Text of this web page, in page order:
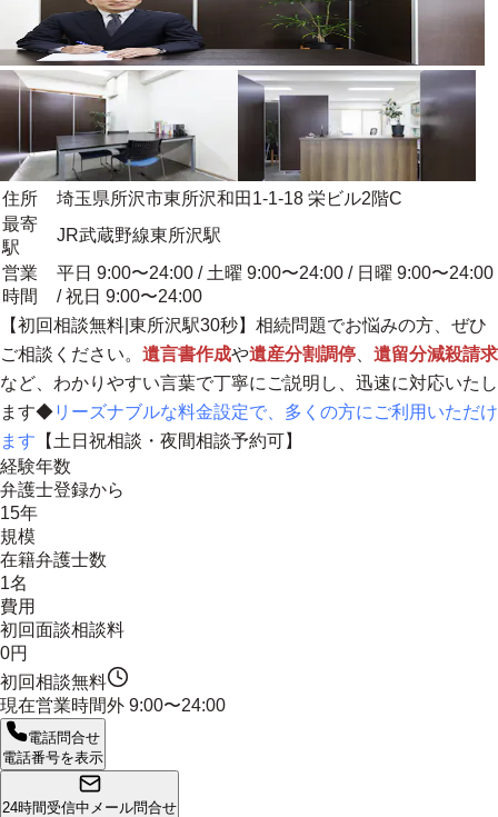
住所
埼玉県所沢市東所沢和田1-1-18 栄ビル2階C
最寄
駅
JR武蔵野線東所沢駅
営業
時間
平日 9:00〜24:00 / 土曜 9:00〜24:00 / 日曜 9:00〜24:00
/ 祝日 9:00〜24:00
【初回相談無料|東所沢駅30秒】相続問題でお悩みの方、ぜひ
ご相談ください。 遺言書作成や遺産分割調停
遺留分減殺請求
など、わかりやすい言葉で丁寧にご説明し、迅速に対応いたし
ます◆リーズナブルな料金設定で、多くの方にご利用いただけ
ます 【土日祝相談・夜間相談予約可】
経験年数
弁護士登録から
15年
規模
在籍弁護士数
1名
費用
初回面談相談料
0円
初回相談無料
現在営業時間外 9:00〜24:00
電話問合せ
電話番号を表示
24時間受信中 メール問合せ